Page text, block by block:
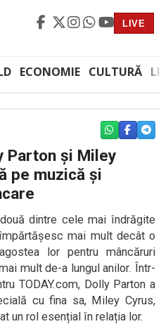
LIVE
ECONOMIE CULTURĂ
WHATSAPP
Parton și Miley
pe muzică și
dintre cele mai îndrăgite
mai mult decât o
lor pentru mâncăruri
mult de-a lungul anilor. Într-
TODAY.com, Dolly Parton a
cu fina sa, Miley Cyrus,
un rol esențial în relația lor.